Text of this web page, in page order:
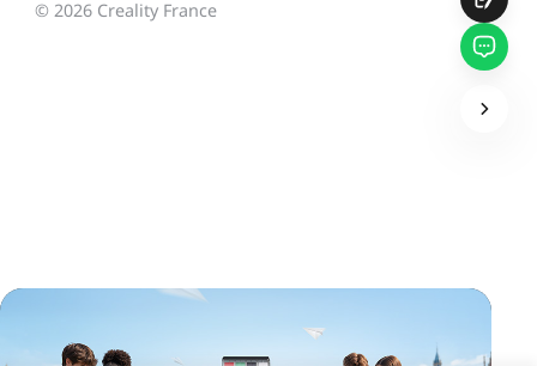
© 2026 Creality France